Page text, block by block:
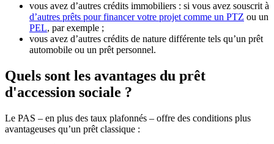
vous avez d’autres crédits immobiliers : si vous avez souscrit à
d’autres prêts pour financer votre projet comme un PTZ ou un
PEL, par exemple ;
vous avez d’autres crédits de nature différente tels qu’un prêt
automobile ou un prêt personnel.
Quels sont les avantages du prêt
d'accession sociale ?
Le PAS – en plus des taux plafonnés – offre des conditions plus
avantageuses qu’un prêt classique :